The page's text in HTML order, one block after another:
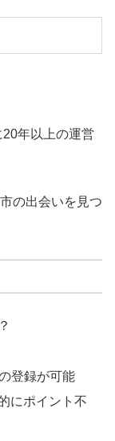
年以上の運営
の出会いを見つ
登録が可能
にポイント不